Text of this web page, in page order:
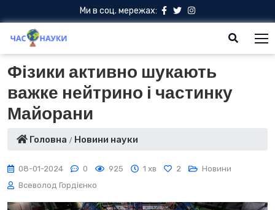
Ми в соц. мережах:
Фізики активно шукають
важке нейтрино і частинку
Майорани
Головна Новини науки
08-01-2024 0 925 1 хв 2
Новини
Всеволод Гордієнко